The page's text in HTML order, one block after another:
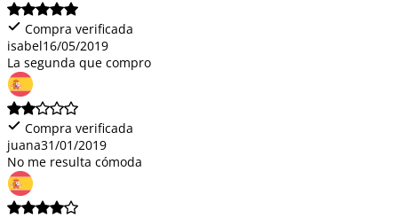
Compra verificada
isabel16/05/2019
La segunda que compro
Compra verificada
juana31/01/2019
No me resulta cómoda